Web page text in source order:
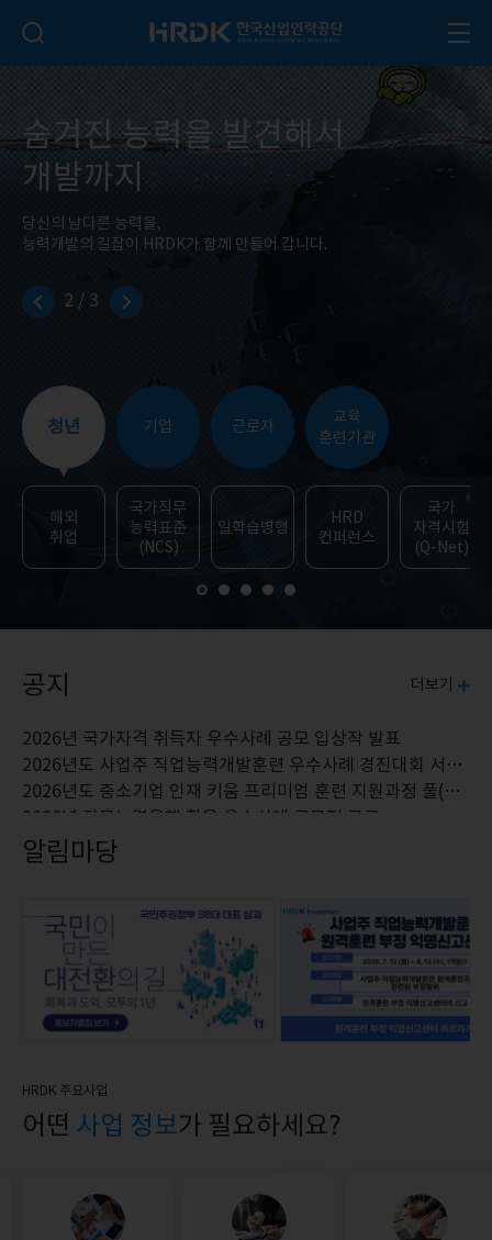
검색 입력폼 열기 HRDK 한국산업인력공단 전체
숨겨진 능력을 발견해서
개발까지
당신의 남다른 능력을,
능력개발의 길잡이 HRDK가 함께 만들어 갑니다.
2 / 3
청년 기업 근로자
교육
훈련기관
청년 목록
해외
취업
국가직무
능력표준
(NCS)
일학습병행
HRD
컨퍼런스
국가
자격시험
(Q-Net)
공지 더보기
2026년 국가자격 취득자 우수사례 공모 입상작 발표
2026년도 사업주 직업능력개발훈련 우수사례 경진대회 서류심사 결과 공고
2026년도 중소기업 인재 키움 프리미엄 훈련 지원과정 풀(Pool) 최신화 안내
2026년 직무능력은행 활용 우수사례 공모전 공고
알림마당
HRDK 주요사업
어떤 사업 정보가 필요하세요?